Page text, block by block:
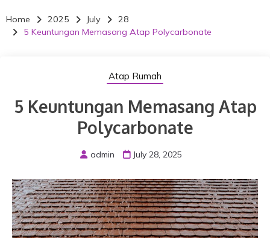
Home 2025 July
28
5 Keuntungan Memasang Atap Polycarbonate
Atap Rumah
5 Keuntungan Memasang Atap
Polycarbonate
admin July 28, 2025